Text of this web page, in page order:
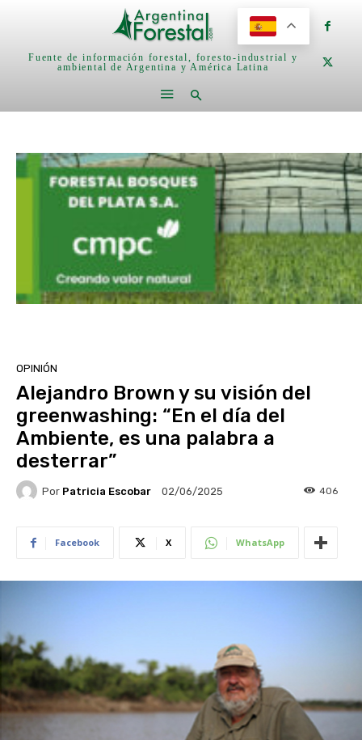
Fuente de información forestal, foresto-industrial y
ambiental de Argentina y América Latina
OPINIÓN
Alejandro Brown y su visión del
greenwashing: “En el día del
Ambiente, es una palabra a
desterrar”
Por Patricia Escobar 02/06/2025 406
Facebook X WhatsApp